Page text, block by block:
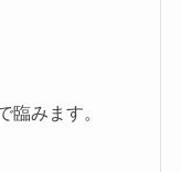
臨みます。